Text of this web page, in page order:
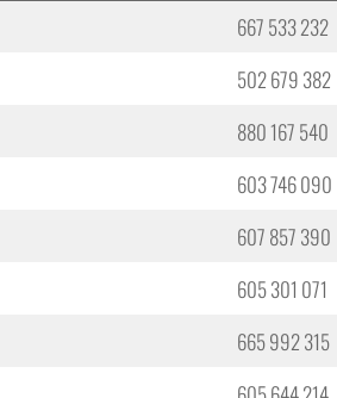
667 533 232
502 679 382
880 167 540
603 746 090
607 857 390
605 301 071
665 992 315